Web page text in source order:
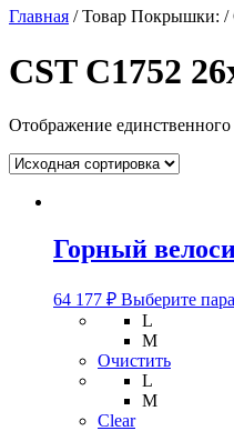
Главная / Товар Покрышки: /
CST C1752
Отображение единственного
Горный
64 177 ₽ Выберите
L
M
Очистить
L
M
Clear